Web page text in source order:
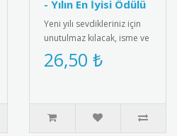
- Yılın En İyisi Ödülü
Yeni yılı sevdikleriniz için
unutulmaz kılacak, isme ve
aileye özel olarak
tasarlanan "2025 Yılbaşı ..
26,50 ₺